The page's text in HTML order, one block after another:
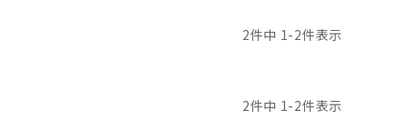
2件中 1 -2件表示
2件中 1 -2件表示